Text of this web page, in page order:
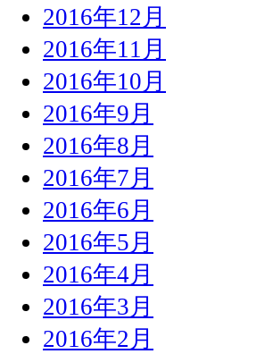
2016年12月
2016年11月
2016年10月
2016年9月
2016年8月
2016年7月
2016年6月
2016年5月
2016年4月
2016年3月
2016年2月